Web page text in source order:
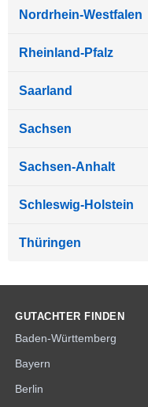
Nordrhein-Westfalen
Rheinland-Pfalz
Saarland
Sachsen
Sachsen-Anhalt
Schleswig-Holstein
Thüringen
GUTACHTER FINDEN
Baden-Württemberg
Bayern
Berlin